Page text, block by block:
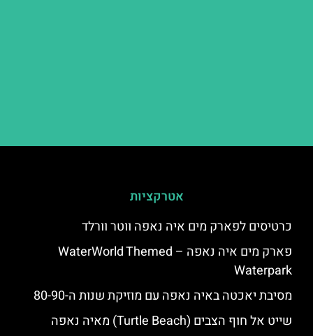
אטרקציות
כרטיסים לפארק מים איה נאפה ווטר וורלד
פארק מים איה נאפה – ‪‪WaterWorld Themed
Waterpark‬‬
מסיבת יאכטה באיה נאפה עם מוזיקת שנות ה-80-90
שייט אל חוף הצבים (Turtle Beach) מאיה נאפה